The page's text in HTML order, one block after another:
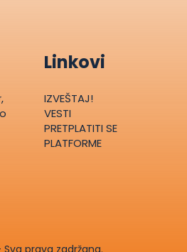
Linkovi
IZVEŠTAJ!
VESTI
PRETPLATITI SE
PLATFORME
prava zadržana.